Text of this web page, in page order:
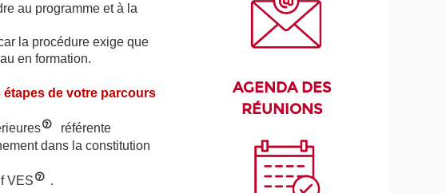
au programme et à la
la procédure exige que
en formation.
de votre parcours
référente
dans la constitution
VES
.
AGENDA DES
RÉUNIONS